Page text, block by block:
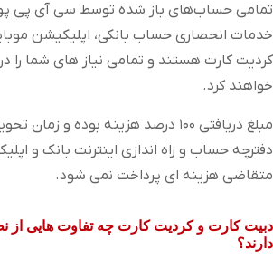
تمامی حساب‌های باز شده توسط سی آی
خدمات انحصاری حساب بانکی، اپلیکیشن
کردیت کارت هستند و تمامی نیاز های شما را
خواهند کرد.
مبلغ دریافتی ۱۰۰ درصد هزینه بوده و
دفترچه حساب و راه اندازی اینترنت بانک و
متقاضی هزینه ای پرداخت نمی شود.
دبیت کارت و کردیت کارت چه تفاوت هایی از
دارند؟